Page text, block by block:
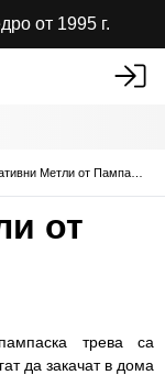
от 1995 г.
от
трева са
да закачат в дома